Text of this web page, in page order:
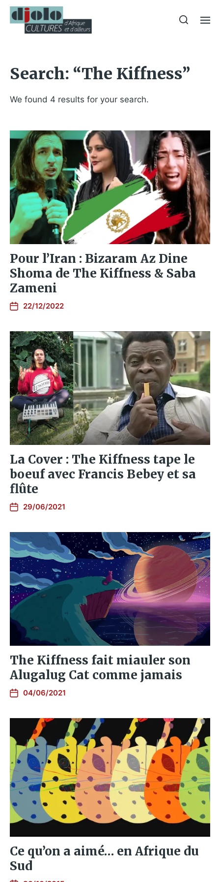
Search: “The Kiffness”
We found 4 results for your search.
Pour l’Iran : Bizaram Az Dine
Shoma de The Kiffness & Saba
Zameni
22/12/2022
La Cover : The Kiffness tape le
boeuf avec Francis Bebey et sa
flûte
29/06/2021
The Kiffness fait miauler son
Alugalug Cat comme jamais
04/06/2021
Ce qu’on a aimé… en Afrique du
Sud